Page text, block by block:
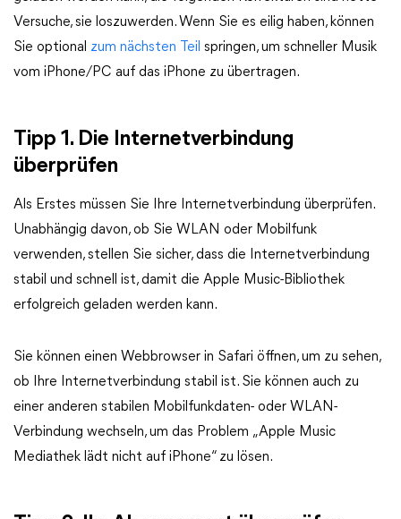
Versuche, sie loszuwerden. Wenn Sie es eilig haben, können
Sie optional zum nächsten Teil springen, um schneller Musik
vom iPhone/PC auf das iPhone zu übertragen.
Tipp 1. Die Internetverbindung
überprüfen
Als Erstes müssen Sie Ihre Internetverbindung überprüfen.
Unabhängig davon, ob Sie WLAN oder Mobilfunk
verwenden, stellen Sie sicher, dass die Internetverbindung
stabil und schnell ist, damit die Apple Music-Bibliothek
erfolgreich geladen werden kann.
Sie können einen Webbrowser in Safari öffnen, um zu sehen,
ob Ihre Internetverbindung stabil ist. Sie können auch zu
einer anderen stabilen Mobilfunkdaten- oder WLAN-
Verbindung wechseln, um das Problem „Apple Music
Mediathek lädt nicht auf iPhone“ zu lösen.